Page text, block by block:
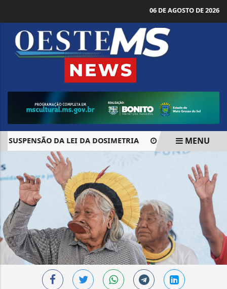
06 DE AGOSTO DE 2026
DA LEI DA DOSIMETRIA MORAES COBRA
EM ALTA
MENU